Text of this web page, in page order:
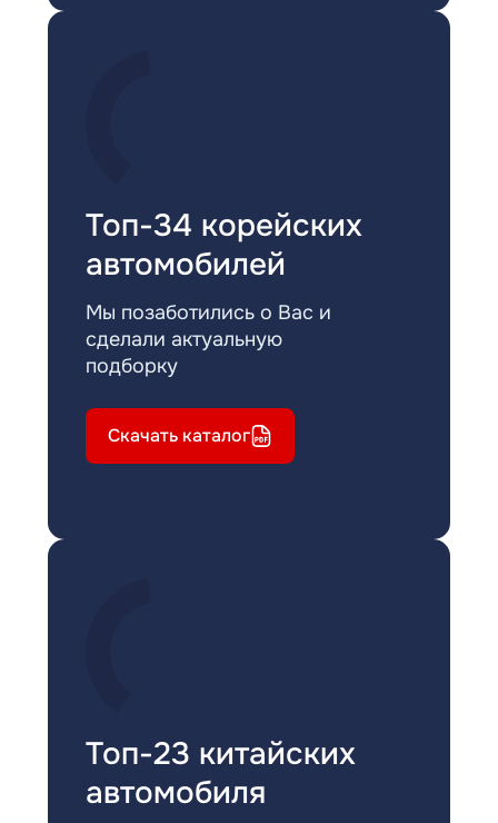
Топ-34 корейских
автомобилей
Мы позаботились о Вас и
сделали актуальную
подборку
Скачать каталог
Топ-23 китайских
автомобиля